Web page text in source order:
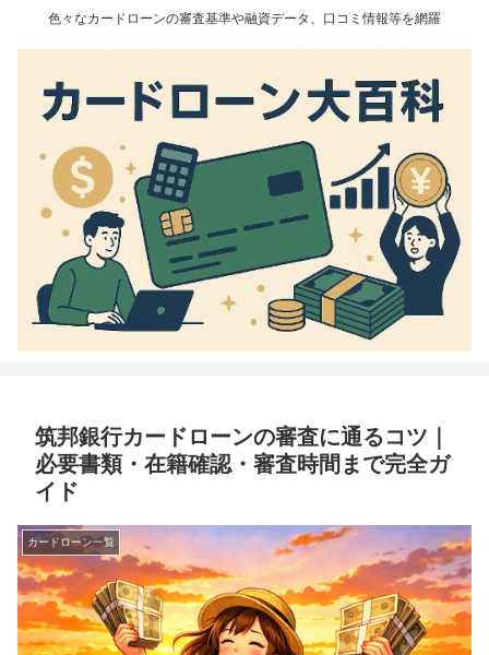
色々なカードローンの審査基準や融資データ、口コミ情報等を網羅
筑邦銀行カードローンの審査に通るコツ｜
必要書類・在籍確認・審査時間まで完全ガ
イド
カードローン一覧